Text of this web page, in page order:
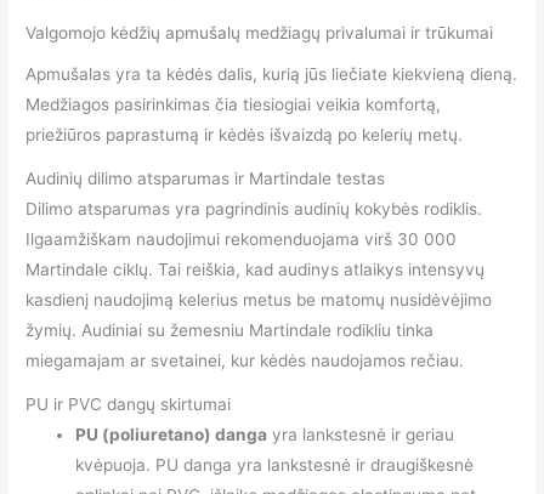
Valgomojo kėdžių apmušalų medžiagų privalumai ir trūkumai
Apmušalas yra ta kėdės dalis, kurią jūs liečiate kiekvieną dieną.
Medžiagos pasirinkimas čia tiesiogiai veikia komfortą,
priežiūros paprastumą ir kėdės išvaizdą po kelerių metų.
Audinių dilimo atsparumas ir Martindale testas
Dilimo atsparumas yra pagrindinis audinių kokybės rodiklis.
Ilgaamžiškam naudojimui rekomenduojama virš 30 000
Martindale ciklų. Tai reiškia, kad audinys atlaikys intensyvų
kasdienį naudojimą kelerius metus be matomų nusidėvėjimo
žymių. Audiniai su žemesniu Martindale rodikliu tinka
miegamajam ar svetainei, kur kėdės naudojamos rečiau.
PU ir PVC dangų skirtumai
PU (poliuretano) danga yra lankstesnė ir geriau
kvėpuoja. PU danga yra lankstesnė ir draugiškesnė